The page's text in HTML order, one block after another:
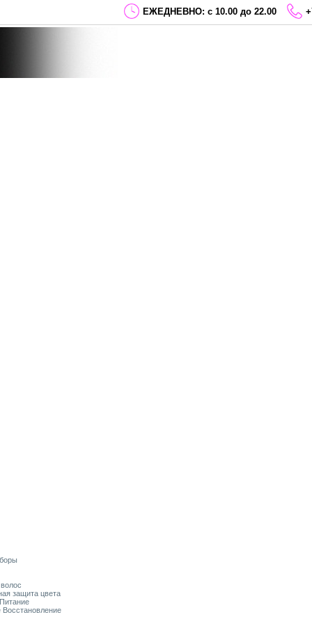
ЕЖЕДНЕВНО: с 10.00 до 22.00
защита цвета
Восстановление